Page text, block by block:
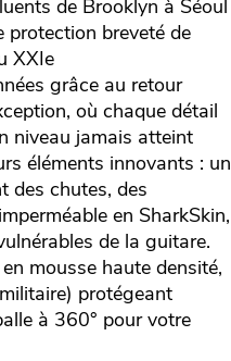
de Brooklyn à Séoul
protection breveté de
XXIe
grâce au retour
où chaque détail
niveau jamais atteint
éléments innovants : un
des chutes, des
en SharkSkin,
de la guitare.
mousse haute densité,
protégeant
à 360° pour votre